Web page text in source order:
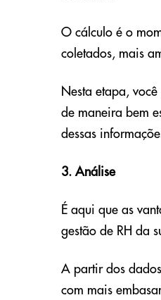
O cálculo é o
coletados, mais
Nesta etapa,
de maneira bem
dessas
3. Análise
É aqui que as
gestão de RH da
A partir dos
com mais